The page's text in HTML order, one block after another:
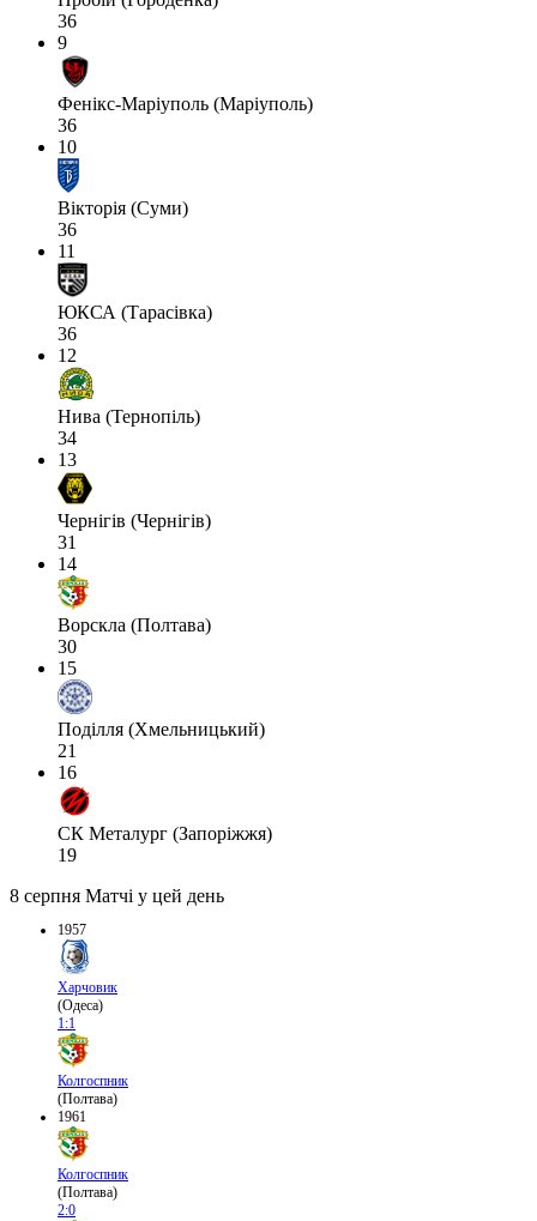
36
9
Фенікс-Маріуполь (Маріуполь)
36
10
Вікторія (Суми)
36
11
ЮКСА (Тарасівка)
36
12
Нива (Тернопіль)
34
13
Чернігів (Чернігів)
31
14
Ворскла (Полтава)
30
15
Поділля (Хмельницький)
21
16
СК Металург (Запоріжжя)
19
8 серпня Матчі у цей день
1957
Харчовик
(Одеса)
1:1
Колгоспник
(Полтава)
1961
Колгоспник
(Полтава)
2:0